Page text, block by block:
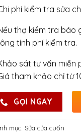
phí kiểm tra sửa
thợ kiểm tra báo
tính phí kiểm tra.
sát tư vấn miễn
tham khảo chỉ từ
GỌI NGAY
mục: Sửa cửa cuốn